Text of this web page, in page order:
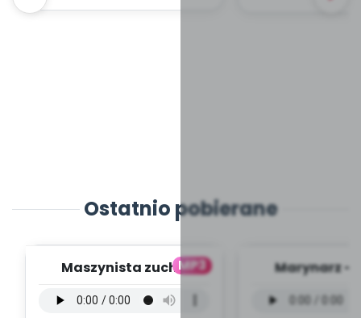
Ostatnio pobierane
MP3
Maszynista zuch -
mp3)
Marynarz -